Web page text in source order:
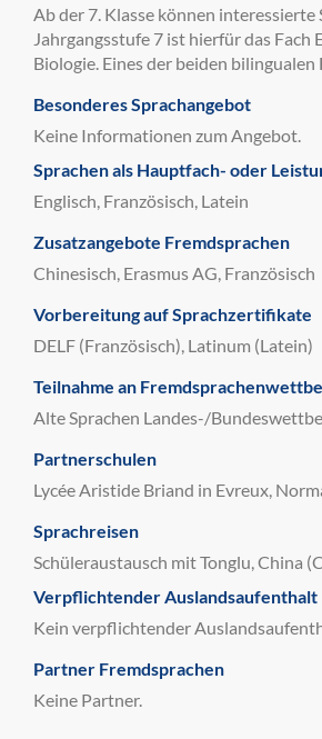
Ab der 7. Klasse können
Jahrgangsstufe 7 ist hierfür das Fach
Biologie. Eines der beiden
Besonderes Sprachangebot
Keine Informationen zum Angebot.
Sprachen als Hauptfach- oder
Englisch, Französisch, Latein
Zusatzangebote Fremdsprachen
Chinesisch, Erasmus AG, Französisch
Vorbereitung auf Sprachzertifikate
DELF (Französisch), Latinum (Latein)
Teilnahme an
Alte Sprachen Landes-/
Partnerschulen
Lycée Aristide Briand in Evreux,
Sprachreisen
Schüleraustausch mit Tonglu, China
Verpflichtender Auslandsaufenthalt
Kein verpflichtender
Partner Fremdsprachen
Keine Partner.